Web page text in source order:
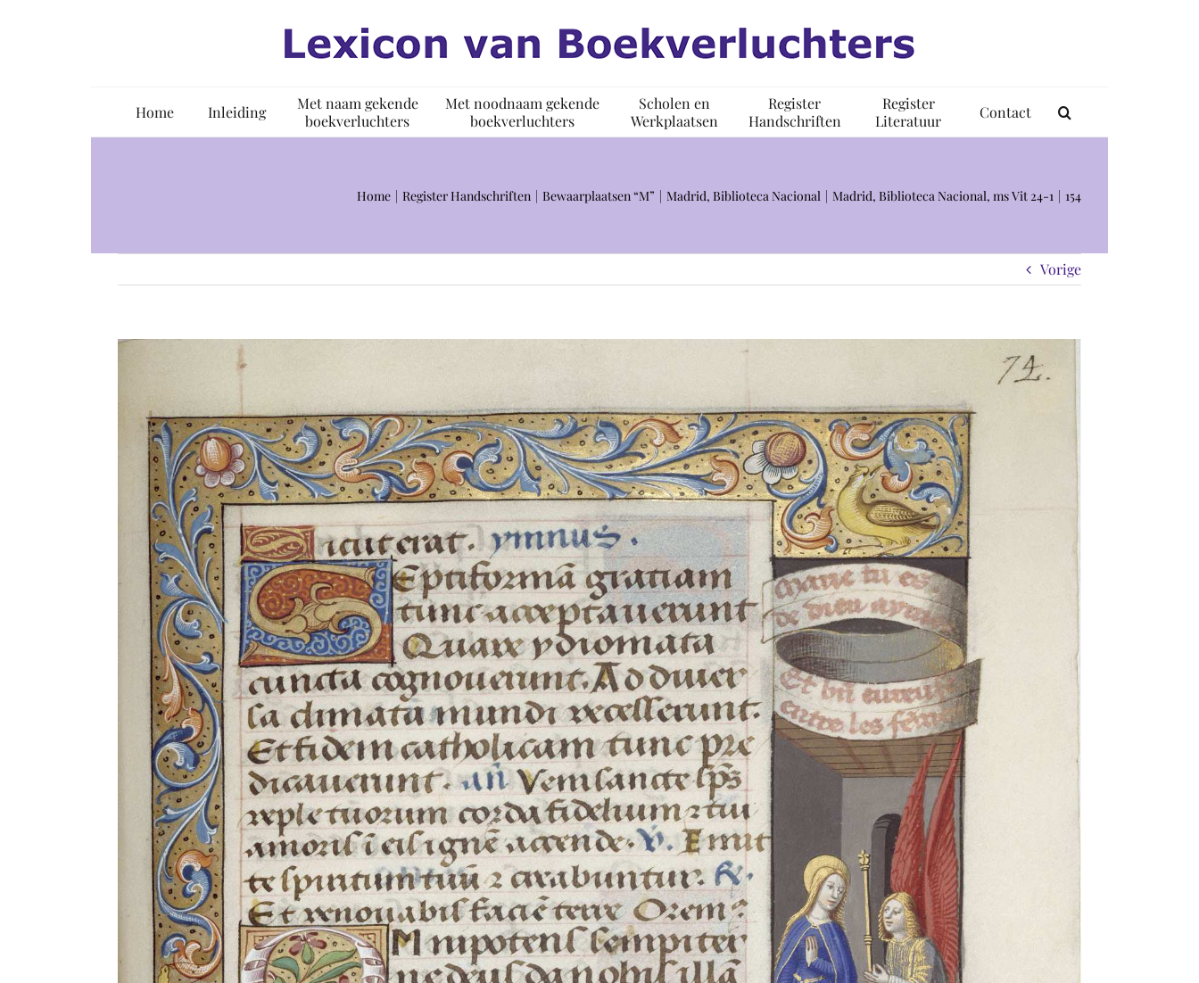
Home Inleiding
Met naam gekende
boekverluchters
Met noodnaam gekende
boekverluchters
Scholen en
Werkplaatsen
Register
Handschriften
Register
Literatuur
Contact
Home Register Handschriften Bewaarplaatsen “M” Madrid, Biblioteca Nacional Madrid, Biblioteca Nacional, ms Vit 24-1 154
Vorige